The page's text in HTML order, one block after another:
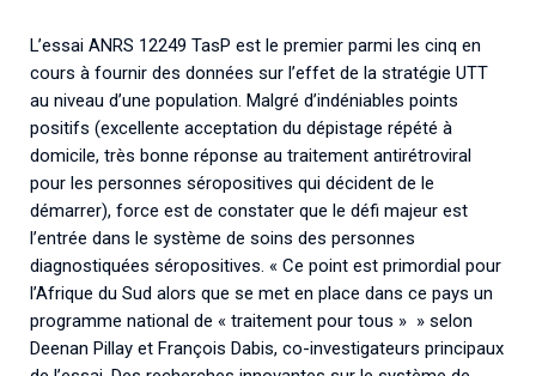
L’essai ANRS 12249 TasP est le premier parmi les cinq en
cours à fournir des données sur l’effet de la stratégie UTT
au niveau d’une population. Malgré d’indéniables points
positifs (excellente acceptation du dépistage répété à
domicile, très bonne réponse au traitement antirétroviral
pour les personnes séropositives qui décident de le
démarrer), force est de constater que le défi majeur est
l’entrée dans le système de soins des personnes
diagnostiquées séropositives. « Ce point est primordial pour
l’Afrique du Sud alors que se met en place dans ce pays un
programme national de « traitement pour tous » » selon
Deenan Pillay et François Dabis, co-investigateurs principaux